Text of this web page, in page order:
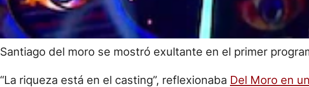
Santiago del moro se mostró exultante en el primer
“La riqueza está en el casting”, reflexionaba Del Moro en